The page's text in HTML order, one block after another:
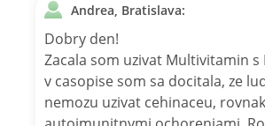
Andrea, Bratislava:
Dobry den!
Zacala som uzivat Multivitamin s
v casopise som sa docitala, ze
nemozu uzivat cehinaceu,